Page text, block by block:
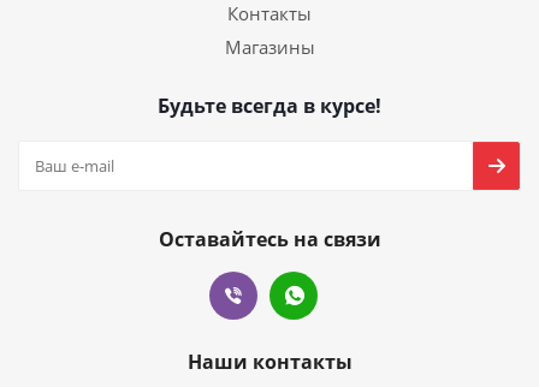
Контакты
Магазины
Будьте всегда в курсе!
Оставайтесь на связи
Наши контакты